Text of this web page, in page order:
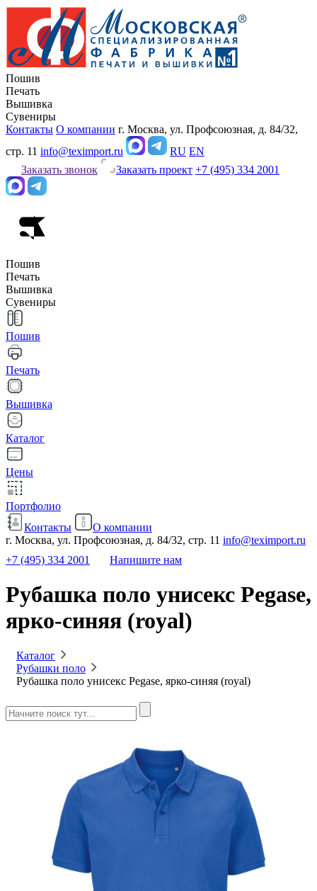
Пошив
Печать
Вышивка
Сувениры
Контакты О компании г. Москва, ул. Профсоюзная, д. 84/32,
стр. 11 info@teximport.ru RU EN
Заказать звонок
Заказать проект +7 (495) 334 2001
Пошив
Печать
Вышивка
Сувениры
Пошив
Печать
Вышивка
Каталог
Цены
Портфолио
Контакты
О компании
г. Москва, ул. Профсоюзная, д. 84/32, стр. 11 info@teximport.ru
+7 (495) 334 2001
Напишите нам
Рубашка поло унисекс Pegase,
ярко-синяя (royal)
Каталог
Рубашки поло
Рубашка поло унисекс Pegase, ярко-синяя (royal)